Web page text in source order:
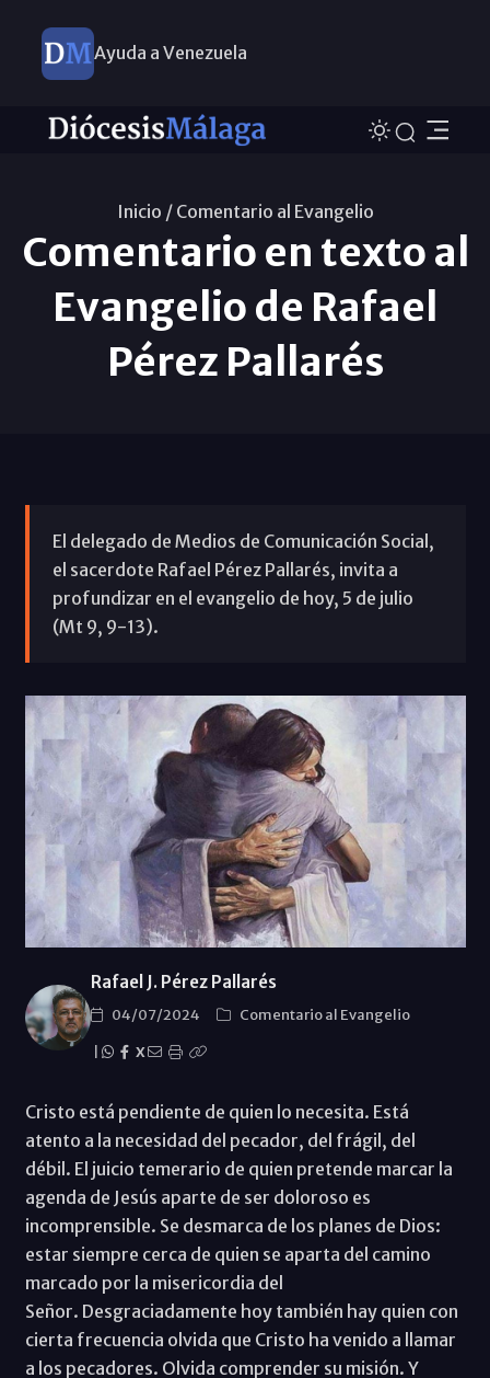
Ayuda a Venezuela
Inicio / Comentario al Evangelio
Comentario en texto al
Evangelio de Rafael
Pérez Pallarés
El delegado de Medios de Comunicación Social,
el sacerdote Rafael Pérez Pallarés, invita a
profundizar en el evangelio de hoy, 5 de julio
(Mt 9, 9-13).
Rafael J. Pérez Pallarés
04/07/2024
Comentario al Evangelio
X
Cristo está pendiente de quien lo necesita. Está
atento a la necesidad del pecador, del frágil, del
débil. El juicio temerario de quien pretende marcar la
agenda de Jesús aparte de ser doloroso es
incomprensible. Se desmarca de los planes de Dios:
estar siempre cerca de quien se aparta del camino
marcado por la misericordia del
Señor. Desgraciadamente hoy también hay quien con
cierta frecuencia olvida que Cristo ha venido a llamar
a los pecadores. Olvida comprender su misión. Y